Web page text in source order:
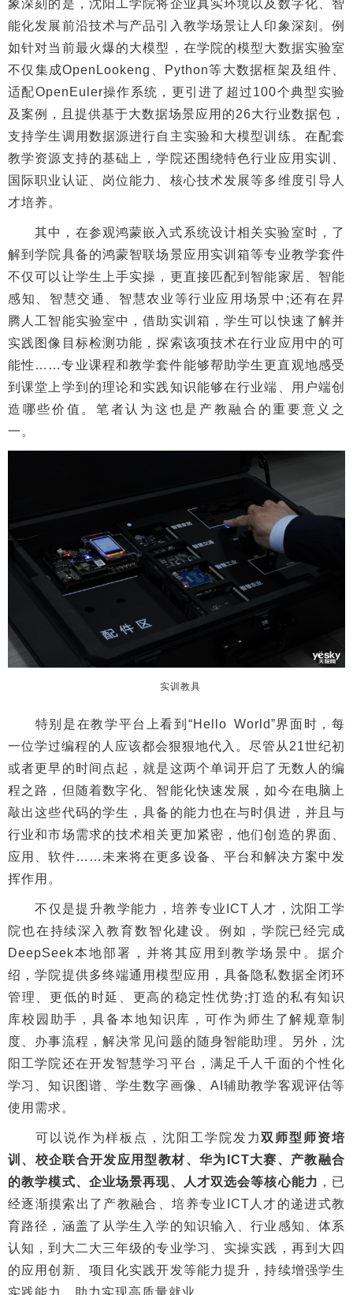
象深刻的是，沈阳工学院将企业真实环境以及数字化、智
能化发展前沿技术与产品引入教学场景让人印象深刻。例
如针对当前最火爆的大模型，在学院的模型大数据实验室
不仅集成OpenLookeng、Python等大数据框架及组件、
适配OpenEuler操作系统，更引进了超过100个典型实验
及案例，且提供基于大数据场景应用的26大行业数据包，
支持学生调用数据源进行自主实验和大模型训练。在配套
教学资源支持的基础上，学院还围绕特色行业应用实训、
国际职业认证、岗位能力、核心技术发展等多维度引导人
才培养。
其中，在参观鸿蒙嵌入式系统设计相关实验室时，了
解到学院具备的鸿蒙智联场景应用实训箱等专业教学套件
不仅可以让学生上手实操，更直接匹配到智能家居、智能
感知、智慧交通、智慧农业等行业应用场景中;还有在昇
腾人工智能实验室中，借助实训箱，学生可以快速了解并
实践图像目标检测功能，探索该项技术在行业应用中的可
能性……专业课程和教学套件能够帮助学生更直观地感受
到课堂上学到的理论和实践知识能够在行业端、用户端创
造哪些价值。笔者认为这也是产教融合的重要意义之
一。
实训教具
特别是在教学平台上看到“Hello World”界面时，每
一位学过编程的人应该都会狠狠地代入。尽管从21世纪初
或者更早的时间点起，就是这两个单词开启了无数人的编
程之路，但随着数字化、智能化快速发展，如今在电脑上
敲出这些代码的学生，具备的能力也在与时俱进，并且与
行业和市场需求的技术相关更加紧密，他们创造的界面、
应用、软件……未来将在更多设备、平台和解决方案中发
挥作用。
不仅是提升教学能力，培养专业ICT人才，沈阳工学
院也在持续深入教育数智化建设。例如，学院已经完成
DeepSeek本地部署，并将其应用到教学场景中。据介
绍，学院提供多终端通用模型应用，具备隐私数据全闭环
管理、更低的时延、更高的稳定性优势;打造的私有知识
库校园助手，具备本地知识库，可作为师生了解规章制
度、办事流程，解决常见问题的随身智能助理。另外，沈
阳工学院还在开发智慧学习平台，满足千人千面的个性化
学习、知识图谱、学生数字画像、AI辅助教学客观评估等
使用需求。
可以说作为样板点，沈阳工学院发力双师型师资培
训、校企联合开发应用型教材、华为ICT大赛、产教融合
的教学模式、企业场景再现、人才双选会等核心能力 ，已
经逐渐摸索出了产教融合、培养专业ICT人才的递进式教
育路径，涵盖了从学生入学的知识输入、行业感知、体系
认知，到大二大三年级的专业学习、实操实践，再到大四
的应用创新、项目化实践开发等能力提升，持续增强学生